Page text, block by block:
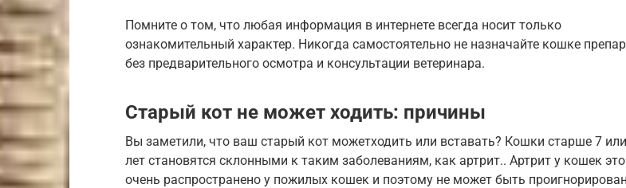
Помните о том, что любая информация в интернете всегда носит только
ознакомительный характер. Никогда самостоятельно не назначайте кошке
без предварительного осмотра и консультации ветеринара.
Старый кот не может ходить: причины
Вы заметили, что ваш старый кот можетходить или вставать? Кошки старше 7
лет становятся склонными к таким заболеваниям, как артрит.. Артрит у кошек это
очень распространено у пожилых кошек и поэтому не может быть